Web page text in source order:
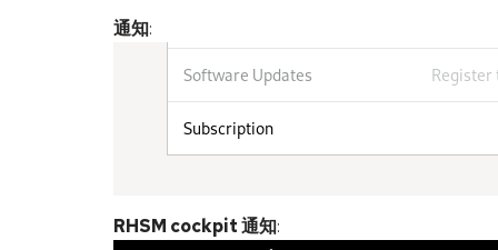
通知:
RHSM cockpit 通知: